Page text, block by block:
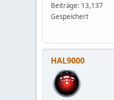
Beiträge: 13,137
Gespeichert
HAL9000